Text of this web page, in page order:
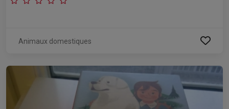
Animaux domestiques